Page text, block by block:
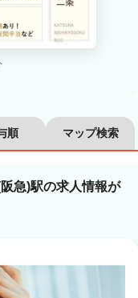
容師アシスタント
ステティシャン
販売スタッフ・その他
紹介・派遣
順 マップ検索
急)駅の求人情報が